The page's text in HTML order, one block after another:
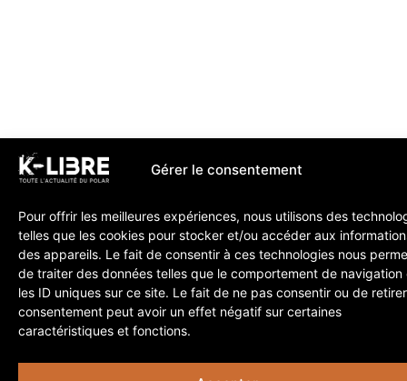
Gérer le consentement
Pour offrir les meilleures expériences, nous utilisons des
telles que les cookies pour stocker et/ou accéder aux
des appareils. Le fait de consentir à ces technologies nous
de traiter des données telles que le comportement de navigation
les ID uniques sur ce site. Le fait de ne pas consentir ou de
consentement peut avoir un effet négatif sur certaines
caractéristiques et fonctions.